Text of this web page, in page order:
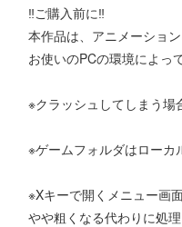
‼ご購入前に‼
本作品は、アニメーショ
お使いのPCの環境によっ
※クラッシュしてしまう場
※ゲームフォルダはローカ
※Xキーで開くメニュー画
やや粗くなる代わりに処